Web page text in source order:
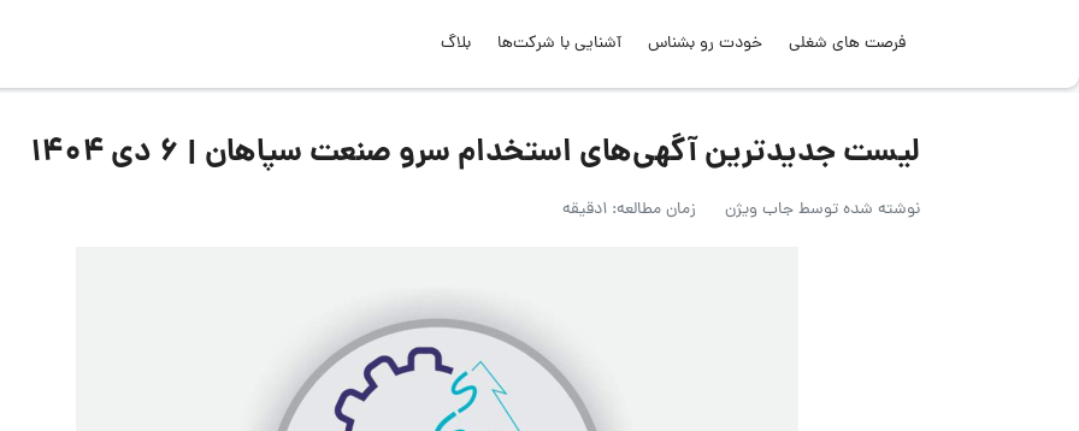
فرصت های شغلی خودت رو بشناس آشنایی با شرکت‌ها بلاگ
لیست جدیدترین آگهی‌های استخدام سرو صنعت سپاهان | ۶ دی ۱۴۰۴
نوشته شده توسطجاب ویژن زمان مطالعه: 1دقیقه